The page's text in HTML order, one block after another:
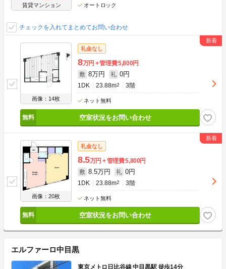
賃貸マンション オートロック
チェックを入れてまとめてお問い合わせ
画像：14枚
礼金なし
8万円 管理費5,800円
敷 8万円 礼 0円
1DK 23.88m2 3階
ネット無料
空室状況をお問い合わせ
画像：20枚
礼金なし
8.5万円 管理費5,800円
敷 8.5万円 礼 0円
1DK 23.88m2 3階
ネット無料
空室状況をお問い合わせ
エルファーロ中目黒
東京メトロ日比谷線 中目黒駅 徒歩14分